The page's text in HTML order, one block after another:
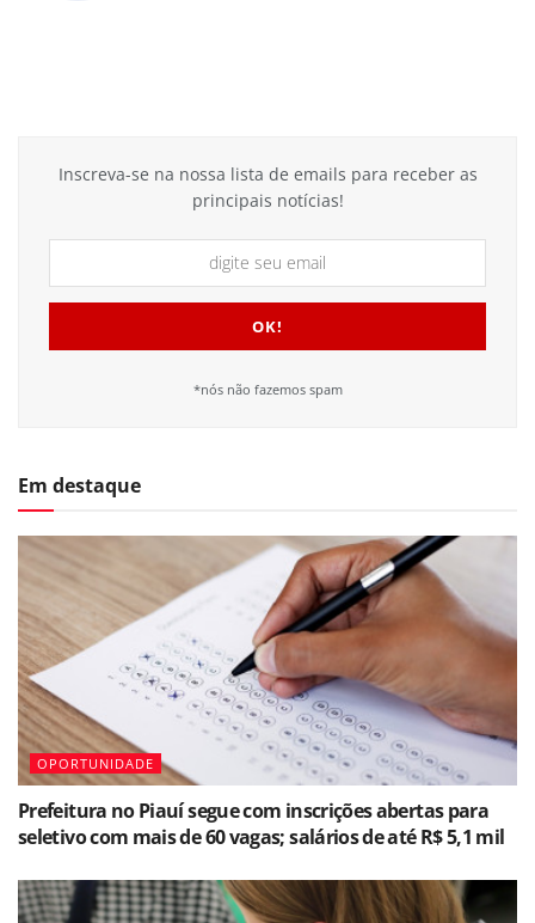
Inscreva-se na nossa lista de emails para receber as
principais notícias!
*nós não fazemos spam
Em destaque
OPORTUNIDADE
Prefeitura no Piauí segue com inscrições abertas para
seletivo com mais de 60 vagas; salários de até R$ 5,1 mil